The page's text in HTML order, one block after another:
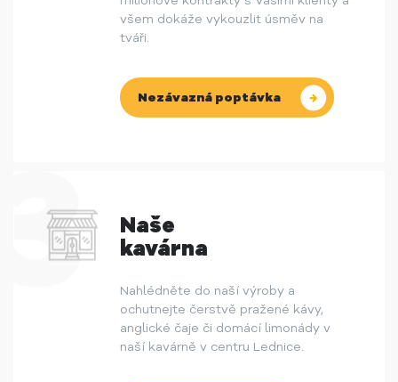
všem dokáže vykouzlit úsměv na
tváři.
Nezávazná poptávka
Naše
kavárna
Nahlédněte do naší výroby a
ochutnejte čerstvě pražené kávy,
anglické čaje či domácí limonády v
naší kavárně v centru Lednice.